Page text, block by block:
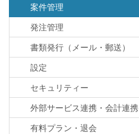
案件管理
発注管理
書類発行（メール・郵送）
設定
セキュリティー
外部サービス連携・会計連携
有料プラン・退会